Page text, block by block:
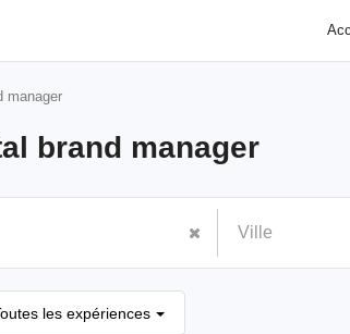
manager
brand manager
les expériences